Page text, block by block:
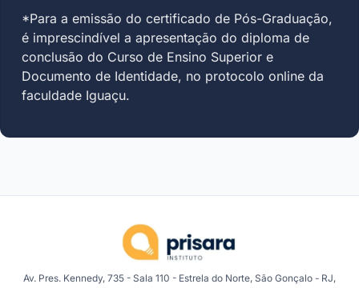
*Para a emissão do certificado de Pós-Graduação,
é imprescindível a apresentação do diploma de
conclusão do Curso de Ensino Superior e
Documento de Identidade, no protocolo online da
faculdade Iguaçu.
Av. Pres. Kennedy, 735 - Sala 110 - Estrela do Norte, São Gonçalo - RJ,